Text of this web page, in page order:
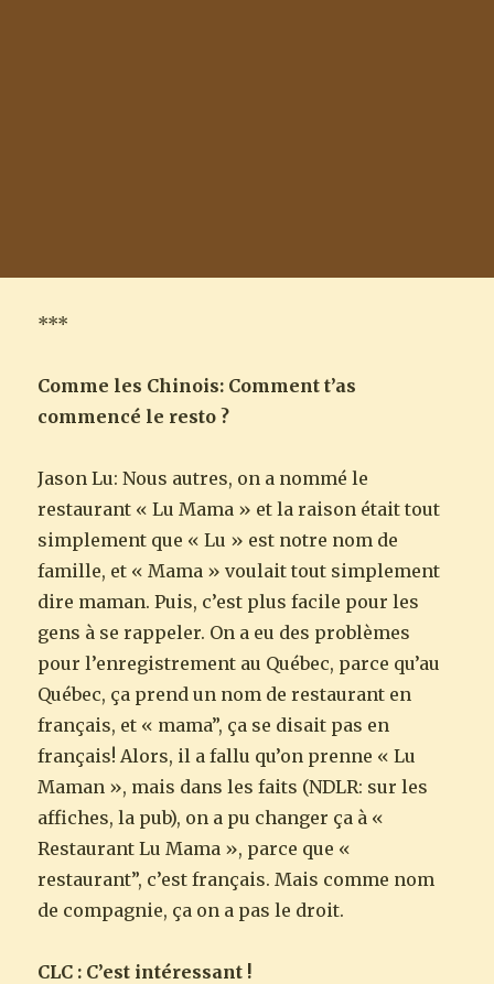
***
Comme les Chinois: Comment t’as
commencé le resto ?
Jason Lu: Nous autres, on a nommé le
restaurant « Lu Mama » et la raison était tout
simplement que « Lu » est notre nom de
famille, et « Mama » voulait tout simplement
dire maman. Puis, c’est plus facile pour les
gens à se rappeler. On a eu des problèmes
pour l’enregistrement au Québec, parce qu’au
Québec, ça prend un nom de restaurant en
français, et « mama”, ça se disait pas en
français! Alors, il a fallu qu’on prenne « Lu
Maman », mais dans les faits (NDLR: sur les
affiches, la pub), on a pu changer ça à «
Restaurant Lu Mama », parce que «
restaurant”, c’est français. Mais comme nom
de compagnie, ça on a pas le droit.
CLC : C’est intéressant !